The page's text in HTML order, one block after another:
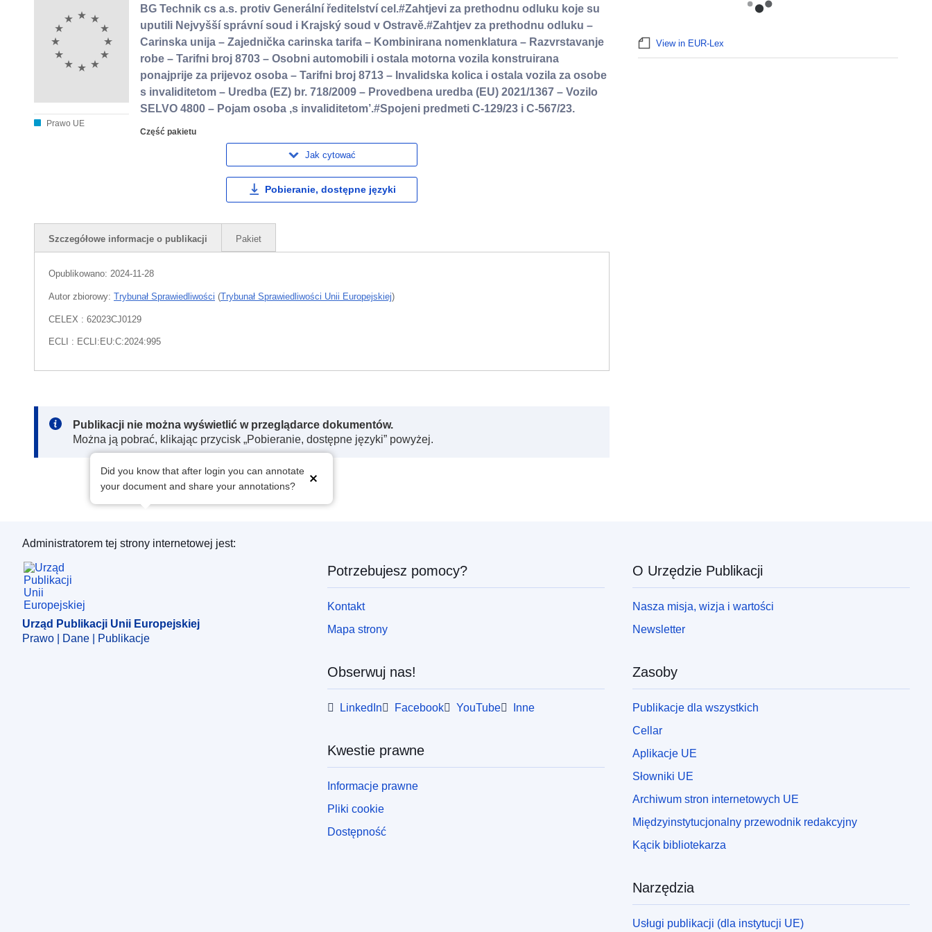
Prawo UE
BG Technik cs a.s. protiv Generální ředitelství cel.#Zahtjevi za prethodnu odluku koje su
uputili Nejvyšší správní soud i Krajský soud v Ostravě.#Zahtjev za prethodnu odluku –
Carinska unija – Zajednička carinska tarifa – Kombinirana nomenklatura – Razvrstavanje
robe – Tarifni broj 8703 – Osobni automobili i ostala motorna vozila konstruirana
ponajprije za prijevoz osoba – Tarifni broj 8713 – Invalidska kolica i ostala vozila za osobe
s invaliditetom – Uredba (EZ) br. 718/2009 – Provedbena uredba (EU) 2021/1367 – Vozilo
SELVO 4800 – Pojam osoba ,s invaliditetom’.#Spojeni predmeti C-129/23 i C-567/23.
Część pakietu
Jak cytować
Pobieranie, dostępne języki
Szczegółowe informacje o publikacji Pakiet
Opublikowano: 2024-11-28
Autor zbiorowy: Trybunał Sprawiedliwości (Trybunał Sprawiedliwości Unii Europejskiej)
CELEX : 62023CJ0129
ECLI : ECLI:EU:C:2024:995
Note:
Publikacji nie można wyświetlić w przeglądarce dokumentów.
Można ją pobrać, klikając przycisk „Pobieranie, dostępne języki” powyżej.
Did you know that after login you can annotate
your document and share your annotations?
View in EUR-Lex
Urząd Publikacji Unii Europejskiej
Administratorem tej strony internetowej jest:
Urząd Publikacji Unii Europejskiej
Prawo | Dane | Publikacje
Potrzebujesz pomocy?
Kontakt
Mapa strony
Obserwuj nas!
LinkedIn Facebook YouTube Inne
Kwestie prawne
Informacje prawne
Pliki cookie
Dostępność
O Urzędzie Publikacji
Nasza misja, wizja i wartości
Newsletter
Zasoby
Publikacje dla wszystkich
Cellar
Aplikacje UE
Słowniki UE
Archiwum stron internetowych UE
Międzyinstytucjonalny przewodnik redakcyjny
Kącik bibliotekarza
Narzędzia
Usługi publikacji (dla instytucji UE)